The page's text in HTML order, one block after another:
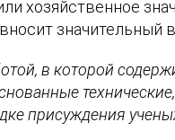
хозяйственное
значительный
в которой
присуждения